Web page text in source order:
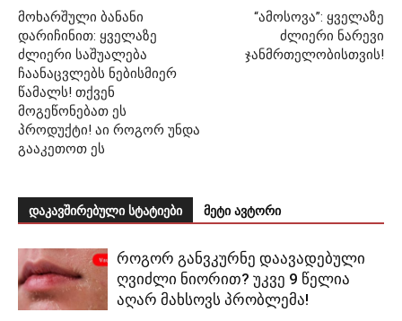
მოხარშული ბანანი
დარიჩინით: ყველაზე
ძლიერი საშუალება
ჩაანაცვლებს ნებისმიერ
წამალს! თქვენ
მოგეწონებათ ეს
პროდუქტი! აი როგორ უნდა
გააკეთოთ ეს
“ამოსოვა”: ყველაზე
ძლიერი ნარევი
ჯანმრთელობისთვის!
დაკავშირებული სტატიები მეტი ავტორი
როგორ განვკურნე დაავადებული
ღვიძლი ნიორით? უკვე 9 წელია
აღარ მახსოვს პრობლემა!